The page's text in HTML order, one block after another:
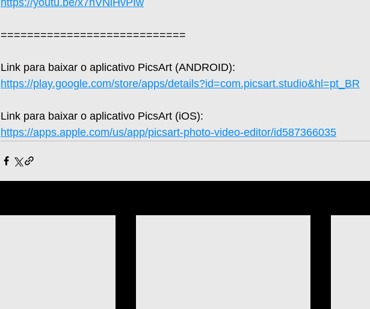
============================
Link para baixar o aplicativo PicsArt (ANDROID):
https://play.google.com/store/apps/details?id=com.picsart.studio&hl=pt_BR
Link para baixar o aplicativo PicsArt (iOS):
https://apps.apple.com/us/app/picsart-photo-video-editor/id587366035